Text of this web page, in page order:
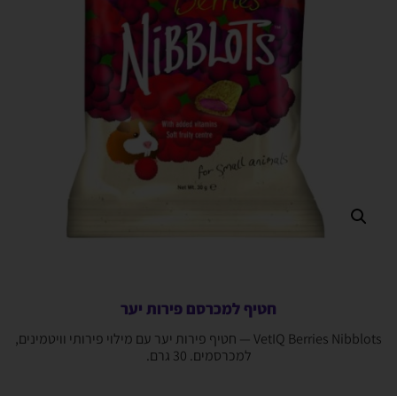
חטיף למכרסם פירות יער
VetIQ Berries Nibblots — חטיף פירות יער עם מילוי פירותי וויטמינים,
למכרסמים. 30 גרם.